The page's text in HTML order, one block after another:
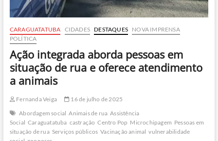
CARAGUATATUBA CIDADES DESTAQUES
NOVA IMPRENSA
POLÍTICA
Ação integrada aborda pessoas em
situação de rua e oferece atendimento
a animais
Fernanda Veiga
16 de julho de 2025
Abordagem social Animais de rua Assistência
Social Caraguatatuba castração Centro Pop Microchipagem Pessoas em
situação de rua Serviços públicos Vacinação animal vulnerabilidade